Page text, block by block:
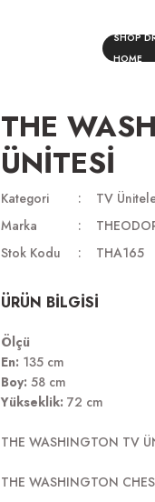
SHOP
HOME
THE
ÜNİTESİ
Kategori
TV
Marka
Stok Kodu
THA165
ÜRÜN BİLGİSİ
Ölçü
En: 135 cm
Boy: 58 cm
Yükseklik: 72 cm
THE WASHINGTON TV
THE WASHINGTON